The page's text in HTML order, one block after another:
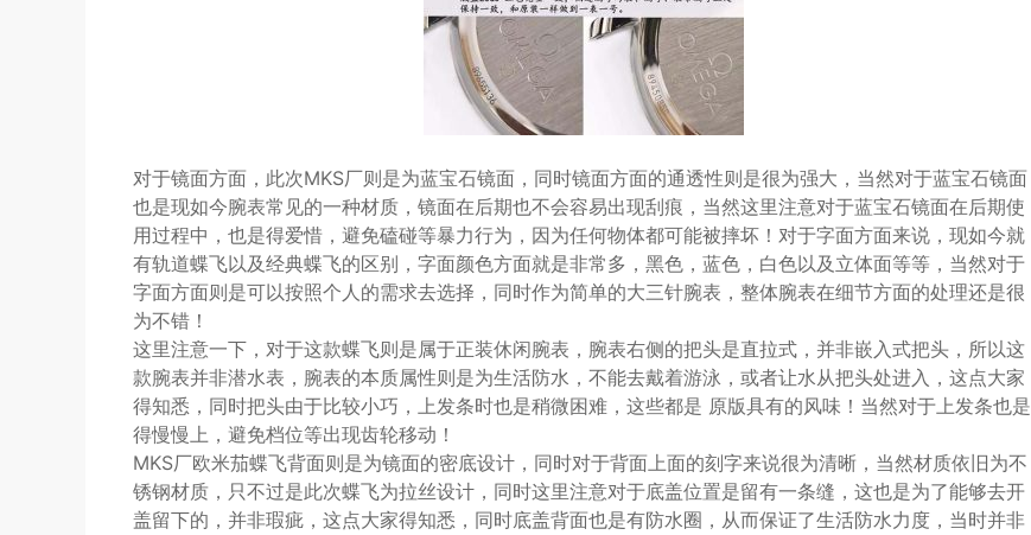
对于镜面方面，此次MKS厂则是为蓝宝石镜面，同时镜面方面的通透性则是很为强大，当然对于蓝宝石镜面
也是现如今腕表常见的一种材质，镜面在后期也不会容易出现刮痕，当然这里注意对于蓝宝石镜面在后期使
用过程中，也是得爱惜，避免磕碰等暴力行为，因为任何物体都可能被摔坏！对于字面方面来说，现如今就
有轨道蝶飞以及经典蝶飞的区别，字面颜色方面就是非常多，黑色，蓝色，白色以及立体面等等，当然对于
字面方面则是可以按照个人的需求去选择，同时作为简单的大三针腕表，整体腕表在细节方面的处理还是很
为不错！
这里注意一下，对于这款蝶飞则是属于正装休闲腕表，腕表右侧的把头是直拉式，并非嵌入式把头，所以这
款腕表并非潜水表，腕表的本质属性则是为生活防水，不能去戴着游泳，或者让水从把头处进入，这点大家
得知悉，同时把头由于比较小巧，上发条时也是稍微困难，这些都是 原版具有的风味！当然对于上发条也是
得慢慢上，避免档位等出现齿轮移动！
MKS厂欧米茄蝶飞背面则是为镜面的密底设计，同时对于背面上面的刻字来说很为清晰，当然材质依旧为不
锈钢材质，只不过是此次蝶飞为拉丝设计，同时这里注意对于底盖位置是留有一条缝，这也是为了能够去开
盖留下的，并非瑕疵，这点大家得知悉，同时底盖背面也是有防水圈，从而保证了生活防水力度，当时并非